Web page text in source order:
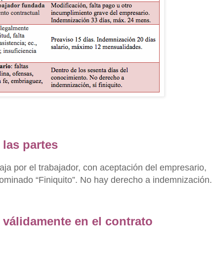
partes
por el trabajador, con aceptación del empresario,
“Finiquito”. No hay derecho a indemnización.
en el contrato